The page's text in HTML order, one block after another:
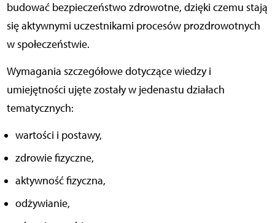
budować bezpieczeństwo zdrowotne, dzięki czemu stają
się aktywnymi uczestnikami procesów prozdrowotnych
w społeczeństwie.
Wymagania szczegółowe dotyczące wiedzy i
umiejętności ujęte zostały w jedenastu działach
tematycznych:
wartości i postawy,
zdrowie fizyczne,
aktywność fizyczna,
odżywianie,